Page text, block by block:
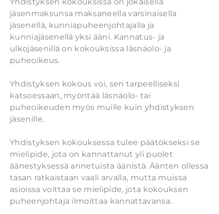
jäsenmaksunsa maksaneella varsinaisella
jäsenellä, kunniapuheenjohtajalla ja
kunniajäsenellä yksi ääni. Kannatus- ja
ulkojäsenillä on kokouksissa läsnäolo- ja
puheoikeus.
Yhdistyksen kokous voi, sen tarpeelliseksi
katsoessaan, myöntää läsnäolo- tai
puheoikeuden myös muille kuin yhdistyksen
jäsenille.
Yhdistyksen kokouksessa tulee päätökseksi se
mielipide, jota on kannattanut yli puolet
äänestyksessä annetuista äänistä. Äänten ollessa
tasan ratkaistaan vaali arvalla, mutta muissa
asioissa voittaa se mielipide, jota kokouksen
puheenjohtaja ilmoittaa kannattavansa.